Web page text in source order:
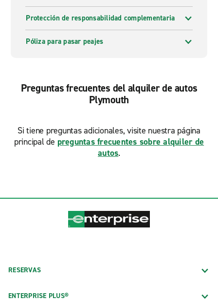
Protección de responsabilidad complementaria
Póliza para pasar peajes
Preguntas frecuentes del alquiler de autos
Plymouth
Si tiene preguntas adicionales, visite nuestra página
principal de preguntas frecuentes sobre alquiler de
autos.
RESERVAS
ENTERPRISE PLUS®